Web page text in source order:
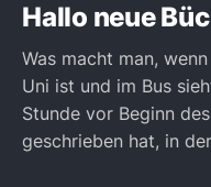
Hallo neue
Was macht man,
Uni ist und im Bus
Stunde vor Beginn
geschrieben hat, in